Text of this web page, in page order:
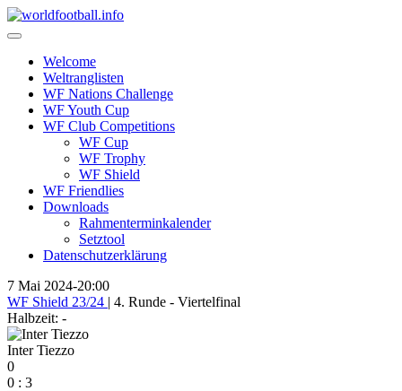
Skip
to
Welcome
Weltranglisten
WF Nations Challenge
WF Youth Cup
WF Club Competitions
WF Cup
WF Trophy
WF Shield
WF Friendlies
Downloads
Rahmenterminkalender
Setztool
Datenschutzerklärung
7 Mai 2024-20:00
WF Shield 23/24 | 4. Runde - Viertelfinal
Halbzeit: -
Inter Tiezzo
0
0 : 3